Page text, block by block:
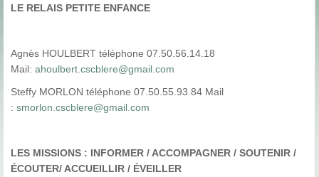
LE RELAIS PETITE ENFANCE
Agnès HOULBERT téléphone 07.50.56.14.18
Mail: ahoulbert.cscblere@gmail.com
Steffy MORLON téléphone 07.50.55.93.84 Mail
: smorlon.cscblere@gmail.com
LES MISSIONS : INFORMER / ACCOMPAGNER / SOUTENIR /
ÉCOUTER/ ACCUEILLIR / ÉVEILLER